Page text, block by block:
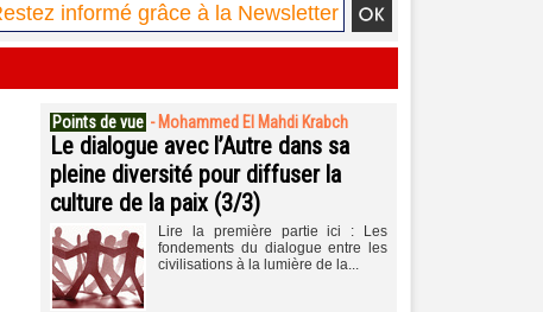
Points de vue - Mohammed El Mahdi Krabch
Le dialogue avec l’Autre dans sa
pleine diversité pour diffuser la
culture de la paix (3/3)
Lire la première partie ici : Les
fondements du dialogue entre les
civilisations à la lumière de la...